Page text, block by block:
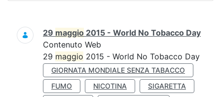
Ricerca
29 maggio 2015 - World No Tobacco Day
Contenuto Web
29 maggio 2015 - World No Tobacco Day
GIORNATA MONDIALE SENZA TABACCO
FUMO
NICOTINA
SIGARETTA